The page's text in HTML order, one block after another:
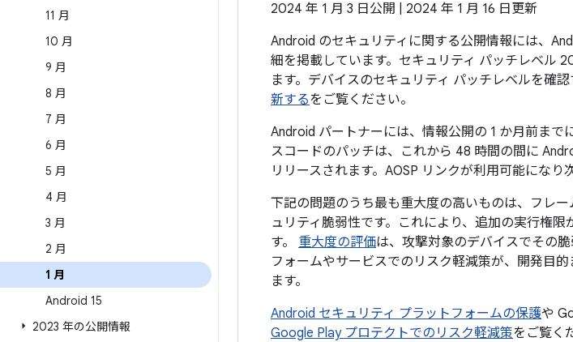
11 月
10 月
9 月
8 月
7 月
6 月
5 月
4 月
3 月
2 月
1 月
Android 15
2023 年の公開情報
2024 年 1 月 3 日公開 | 2024 年 1 月 16 日更新
Android のセキュリティに関する公開情報には、
細を掲載しています。セキュリティ パッチレベル
ます。デバイスのセキュリティ パッチレベルを確認
新するをご覧ください。
Android パートナーには、情報公開の 1 か月前ま
スコードのパッチは、これから 48 時間の間に
リリースされます。AOSP リンクが利用可能になり
下記の問題のうち最も重大度の高いものは、フレ
ュリティ脆弱性です。これにより、追加の実行権
す。 重大度の評価は、攻撃対象のデバイスでその
フォームやサービスでのリスク軽減策が、開発目
ます。
Android セキュリティ プラットフォームの保護や
Google Play プロテクトでのリスク軽減策をご覧く